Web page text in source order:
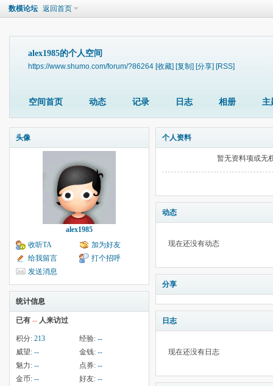
数模论坛 返回首页
alex1985的个人空间
https://www.shumo.com/forum/?86264 [收藏] [复制] [分享] [RSS]
空间首页 动态 记录 日志 相册 主
头像
alex1985
收听TA
加为好友
给我留言
打个招呼
发送消息
统计信息
已有 -- 人来访过
积分: 213 经验: --
威望: -- 金钱: --
魅力: -- 点券: --
金币: -- 好友: --
个人资料
暂无资料项或无
动态
现在还没有动态
分享
日志
现在还没有日志